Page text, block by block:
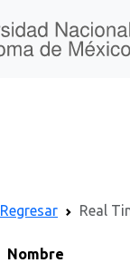
Regresar Real
Nombre